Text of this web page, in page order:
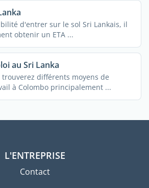
d'entrer sur le sol Sri Lankais, il
obtenir un ETA ...
au Sri Lanka
trouverez différents moyens de
à Colombo principalement ...
L'ENTREPRISE
Contact